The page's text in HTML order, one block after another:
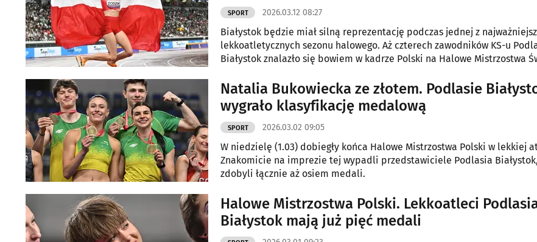
SPORT 2026.03.12 08:27
Białystok będzie miał silną reprezentację podczas jednej z
lekkoatletycznych sezonu halowego. Aż czterech zawodników KS-u
Białystok znalazło się bowiem w kadrze Polski na Halowe Mistrzostwa
Natalia Bukowiecka ze złotem. Podlasie
wygrało klasyfikację medalową
SPORT 2026.03.02 09:05
W niedzielę (1.03) dobiegły końca Halowe Mistrzostwa Polski w lekkiej
Znakomicie na imprezie tej wypadli przedstawiciele Podlasia
zdobyli łącznie aż osiem medali.
Halowe Mistrzostwa Polski. Lekkoatleci
Białystok mają już pięć medali